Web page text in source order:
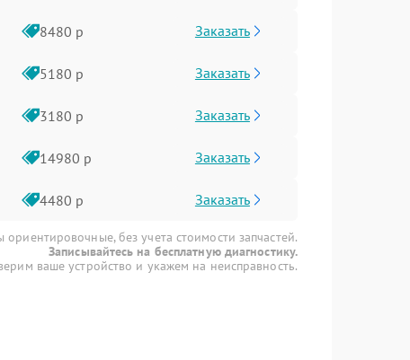
8480 р Заказать
5180 р Заказать
3180 р Заказать
14980 р Заказать
4480 р Заказать
без учета стоимости запчастей.
Записывайтесь на бесплатную диагностику.
ваше устройство и укажем на неисправность.